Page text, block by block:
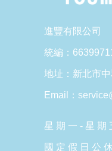
進豐有限公司
統編：66399711
地址：新北市
Email：
星 期 一 - 星 期
國 定 假 日 公 休